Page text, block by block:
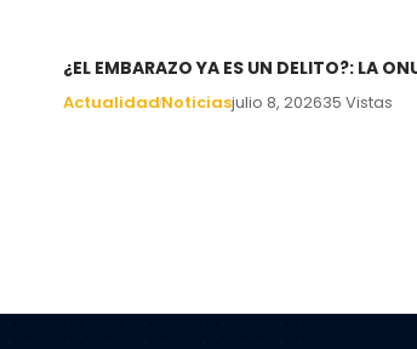
¿EL EMBARAZO YA ES UN DELITO?: LA
ActualidadNoticiasjulio 8, 202635 Vistas